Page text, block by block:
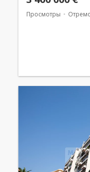
Просмотры